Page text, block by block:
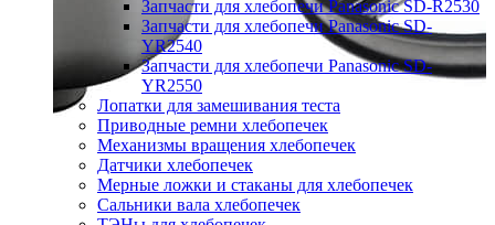
Запчасти для хлебопечи Panasonic SD-R2530
Запчасти для хлебопечи Panasonic SD-
YR2540
Запчасти для хлебопечи Panasonic SD-
YR2550
Лопатки для замешивания теста
Приводные ремни хлебопечек
Механизмы вращения хлебопечек
Датчики хлебопечек
Мерные ложки и стаканы для хлебопечек
Сальники вала хлебопечек